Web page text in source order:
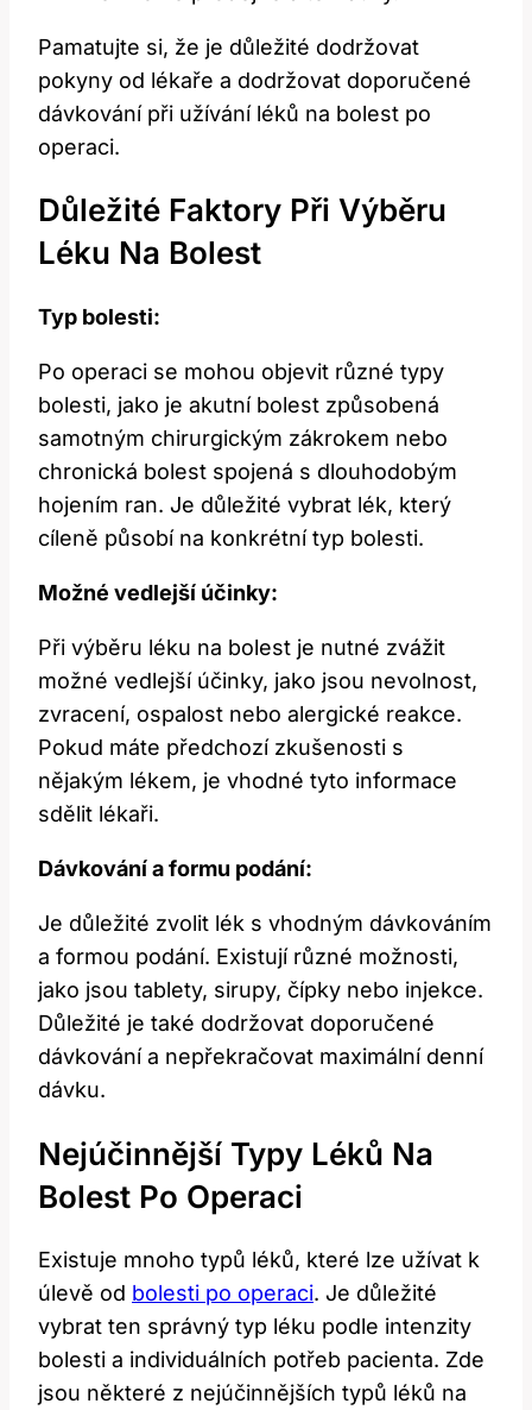
Pamatujte si, ‌že ⁢je důležité dodržovat
pokyny od lékaře a dodržovat⁤ doporučené
dávkování při ‍užívání léků ​na bolest po⁣
operaci.
Důležité Faktory Při Výběru
Léku Na Bolest
Typ bolesti:
Po⁢ operaci se⁤ mohou objevit ⁢různé typy
bolesti, jako je akutní‍ bolest způsobená
samotným chirurgickým zákrokem nebo
⁢chronická bolest spojená s dlouhodobým
hojením ran.‍ Je důležité vybrat lék, který
cíleně ⁣působí na konkrétní typ bolesti.
Možné vedlejší účinky:
Při výběru léku na bolest je nutné zvážit
možné vedlejší účinky, jako jsou nevolnost,
⁣zvracení, ospalost nebo alergické reakce.
Pokud máte předchozí zkušenosti​ s‍
nějakým lékem, je vhodné tyto informace
sdělit lékaři.
Dávkování a formu‍ podání:
Je​ důležité zvolit lék s ‌vhodným dávkováním
a formou podání. Existují⁢ různé možnosti,
jako jsou tablety, sirupy, čípky ⁣nebo injekce.
Důležité je⁢ také dodržovat doporučené
dávkování a nepřekračovat ‍maximální⁤ denní
dávku.
Nejúčinnější Typy‌ Léků ​na
Bolest Po Operaci
Existuje mnoho typů léků, které⁤ lze užívat ‍k
úlevě⁢ od bolesti po operaci. Je důležité
vybrat ten správný⁣ typ léku ​podle intenzity
bolesti a individuálních potřeb pacienta. Zde
jsou některé ‍z nejúčinnějších typů léků ​na⁣